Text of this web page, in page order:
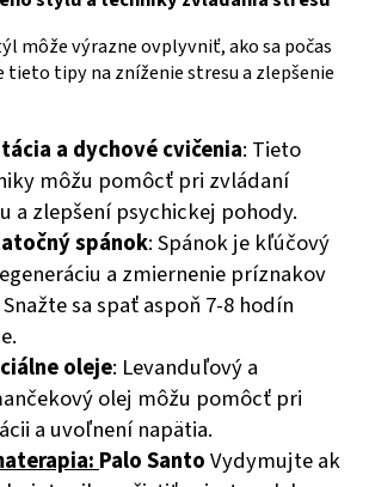
môže výrazne ovplyvniť, ako sa počas
tieto tipy na zníženie stresu a zlepšenie
a dychové cvičenia: Tieto
môžu pomôcť pri zvládaní
a zlepšení psychickej pohody.
spánok: Spánok je kľúčový
a zmiernenie príznakov
Snažte sa spať aspoň 7-8 hodín
oleje: Levanduľový a
olej môžu pomôcť pri
a uvoľnení napätia.
Palo SantoVydymujte ak